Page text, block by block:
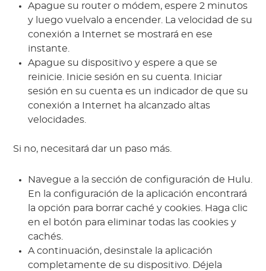
Apague su router o módem, espere 2 minutos
y luego vuelvalo a encender. La velocidad de su
conexión a Internet se mostrará en ese
instante.
Apague su dispositivo y espere a que se
reinicie. Inicie sesión en su cuenta. Iniciar
sesión en su cuenta es un indicador de que su
conexión a Internet ha alcanzado altas
velocidades.
Si no, necesitará dar un paso más.
Navegue a la sección de configuración de Hulu.
En la configuración de la aplicación encontrará
la opción para borrar caché y cookies. Haga clic
en el botón para eliminar todas las cookies y
cachés.
A continuación, desinstale la aplicación
completamente de su dispositivo. Déjela